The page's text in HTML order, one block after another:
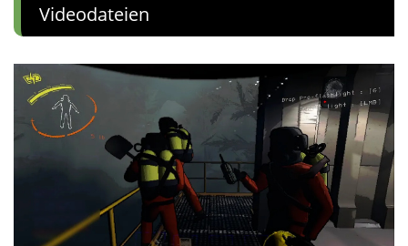
Videodateien